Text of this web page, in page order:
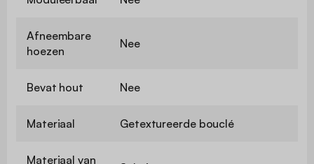
Afneembare
hoezen
Nee
Bevat hout Nee
Materiaal Getextureerde bouclé
Materiaal van